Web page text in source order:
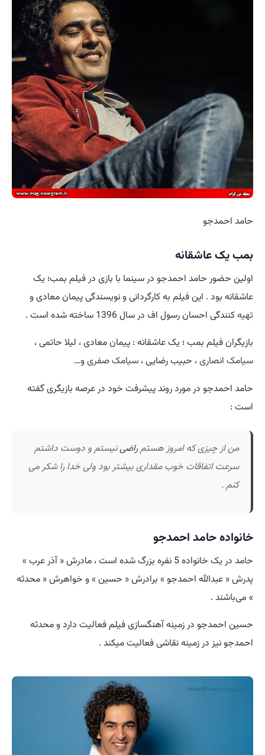
حامد احمدجو
بمب یک عاشقانه
اولین حضور حامد احمدجو در سینما با بازی در فیلم بمب؛ یک
عاشقانه بود . این فیلم به کارگردانی و نویسندگی پیمان معادی و
تهیهکنندگی احسان رسول اف در سال 1396 ساخته شده است .
بازیگران فیلم بمب ؛ یک عاشقانه : پیمان معادی ، لیلا حاتمی ،
سیامک انصاری ، حبیب رضایی ، سیامک صفریو…
حامد احمدجو در مورد روند پیشرفت خود در عرصه بازیگری گفته
است :
من از چیزی که امروز هستمراضینیستم و دوست داشتم
سرعت اتفاقات خوب مقداری بیشتر بود ولی خدا را شکر می
کنم .
خانواده حامد احمدجو
حامد در یک خانواده 5 نفره بزرگ شده است ، مادرش « آذر عرب »
پدرش « عبدالله احمدجو » برادرش « حسین » و خواهرش « محدثه
» می‌باشند .
حسین احمدجو در زمینه آهنگسازی فیلم فعالیت دارد و محدثه
احمدجو نیز در زمینه نقاشی فعالیت میکند .